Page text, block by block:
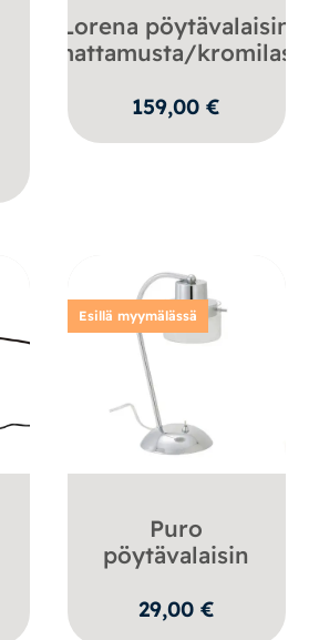
Lorena pöytävalaisin
mattamusta/kromilasi
159,00€
Esillä myymälässä
Puro
pöytävalaisin
29,00 €